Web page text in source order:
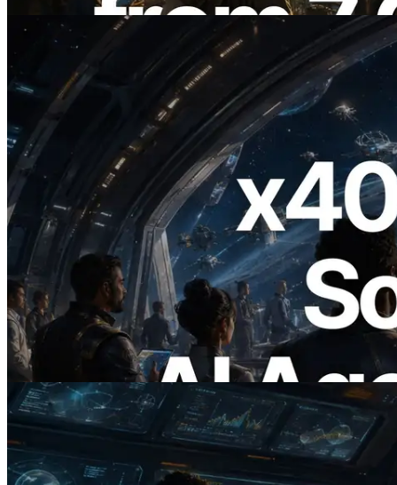
2026.07.04
ERPC Meluncurkan Solana RPC
Berbasis x402 — Era AI Agent
Membayar API yang Dibutuhkan Secara
On Demand
Baca artikel ini